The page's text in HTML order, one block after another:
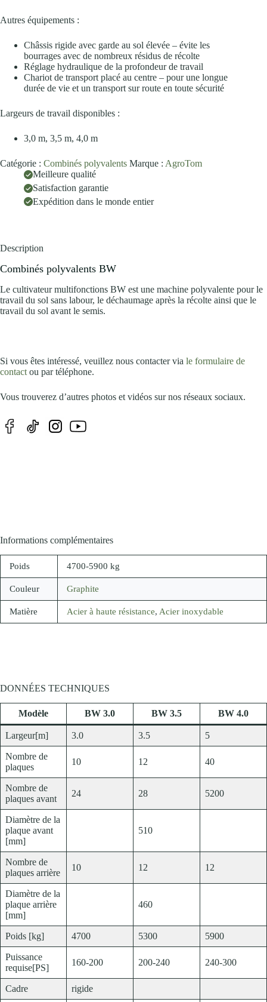
Autres équipements :
Châssis rigide avec garde au sol élevée – évite les
bourrages avec de nombreux résidus de récolte
Réglage hydraulique de la profondeur de travail
Chariot de transport placé au centre – pour une longue
durée de vie et un transport sur route en toute sécurité
Largeurs de travail disponibles :
3,0 m, 3,5 m, 4,0 m
Catégorie : Combinés polyvalents Marque : AgroTom
Meilleure qualité
Satisfaction garantie
Expédition dans le monde entier
Description
Combinés polyvalents BW
Le cultivateur multifonctions BW est une machine polyvalente pour le
travail du sol sans labour, le déchaumage après la récolte ainsi que le
travail du sol avant le semis.
Si vous êtes intéressé, veuillez nous contacter via le formulaire de
contact ou par téléphone.
Vous trouverez d’autres photos et vidéos sur nos réseaux sociaux.
Informations complémentaires
Poids 4700-5900 kg
Couleur Graphite
Matière Acier à haute résistance, Acier inoxydable
DONNÉES TECHNIQUES
Modèle BW 3.0 BW 3.5 BW 4.0
Largeur[m] 3.0 3.5 5
Nombre de
plaques
10 12 40
Nombre de
plaques avant
24 28 5200
Diamètre de la
plaque avant
[mm]
510
Nombre de
plaques arrière
10 12 12
Diamètre de la
plaque arrière
[mm]
460
Poids [kg] 4700 5300 5900
Puissance
requise[PS]
160-200 200-240 240-300
Cadre rigide